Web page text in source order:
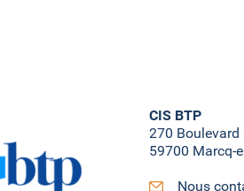
CIS BTP
270 Boulevard
59700 Marcq-
Nous